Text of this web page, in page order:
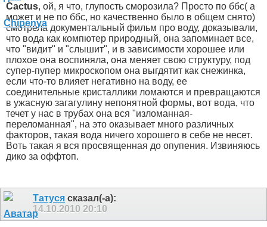
Cactus, ой, я что, глупость сморозила? Просто по ббс( а
может и не по ббс, но качественно было в общем снято)
смотрела документальный фильм про воду, доказывали,
что вода как компютер природный, она запоминает все,
что "видит" и "слышит", и в зависимости хорошее или
плохое она воспиняла, она меняет свою структуру, под
супер-пупер микроскопом она выгдятит как снежинка,
если что-то влияет негативно на воду, ее
соединительные кристаллики ломаются и превращаются
в ужасную загагулину непонятной формы, вот вода, что
течет у нас в трубах она вся "изломанная-
переломанная", на это оказывает много различных
факторов, такая вода ничего хорошего в себе не несет.
Воть такая я вся просвященная до опупения. Извиняюсь
дико за оффтоп.
Татуся сказал(-а):
14.10.2010 20:10